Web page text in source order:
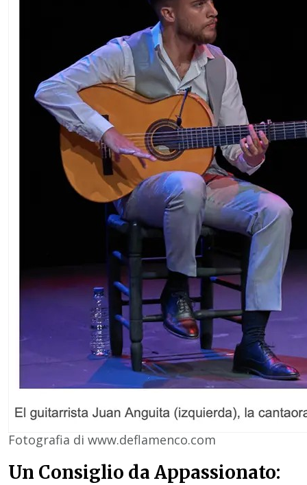
Fotografia di www.deflamenco.com
Un Consiglio da Appassionato: